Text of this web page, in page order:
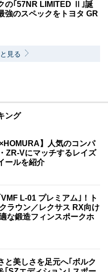
の｢57NR LIMITED Ⅱ｣誕
強のスペックをトヨタ GR
見る
ング
】人気のコンパ
ZR-Vにマッチするレイズ
ールを紹介
L-01 プレミアム｣！ト
ラウン／レクサス RX向け
な鍛造フィンスポークホ
と美しさを足元へ｢ボルク